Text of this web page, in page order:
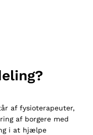
af fysioterapeuter,
af borgere med
i at hjælpe